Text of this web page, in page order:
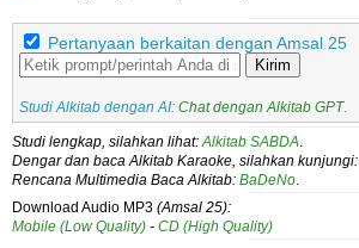
Pertanyaan berkaitan dengan Amsal 25
Kirim
Studi Alkitab dengan AI: Chat dengan Alkitab GPT.
Studi lengkap, silahkan lihat: Alkitab SABDA
Dengar dan baca Alkitab Karaoke, silahkan kunjungi:
Rencana Multimedia Baca Alkitab: BaDeNo
Download Audio MP3 (Amsal 25):
Mobile (Low Quality) - CD (High Quality)